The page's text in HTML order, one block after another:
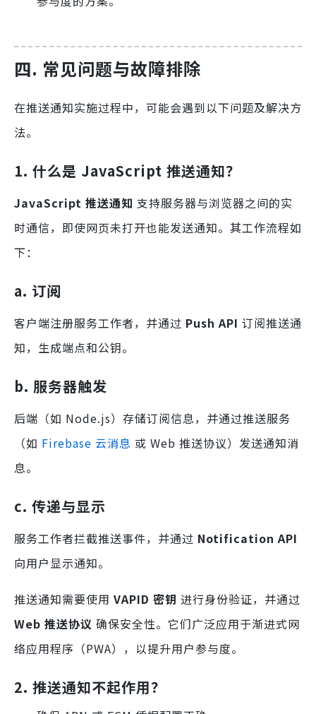
四. 常见问题与故障排除
在推送通知实施过程中，可能会遇到以下问题及解决方
法。
1. 什么是 JavaScript 推送通知？
JavaScript 推送通知 支持服务器与浏览器之间的实
时通信，即使网页未打开也能发送通知。其工作流程如
下：
a. 订阅
客户端注册服务工作者，并通过 Push API 订阅推送通
知，生成端点和公钥。
b. 服务器触发
后端（如 Node.js）存储订阅信息，并通过推送服务
（如 Firebase 云消息 或 Web 推送协议）发送通知消
息。
c. 传递与显示
服务工作者拦截推送事件，并通过 Notification API
向用户显示通知。
推送通知需要使用 VAPID 密钥 进行身份验证，并通过
Web 推送协议 确保安全性。它们广泛应用于渐进式网
络应用程序（PWA），以提升用户参与度。
2. 推送通知不起作用？